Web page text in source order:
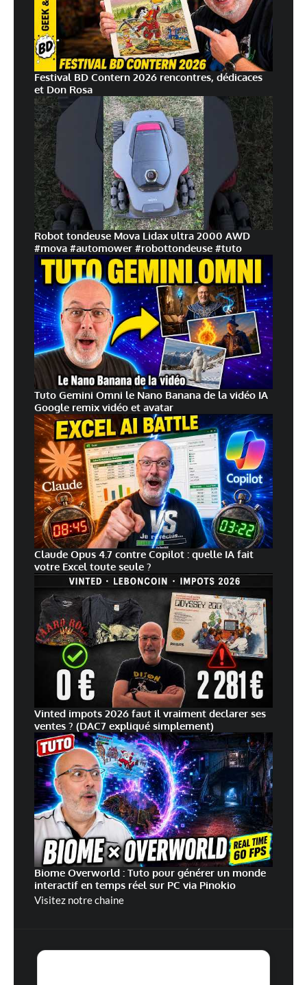
Festival BD Contern 2026 rencontres, dédicaces
et Don Rosa
Robot tondeuse Mova Lidax ultra 2000 AWD
#mova #automower #robottondeuse #tuto
Tuto Gemini Omni le Nano Banana de la vidéo IA
Google remix vidéo et avatar
Claude Opus 4.7 contre Copilot : quelle IA fait
votre Excel toute seule ?
Vinted impots 2026 faut il vraiment declarer ses
ventes ? (DAC7 expliqué simplement)
Biome Overworld : Tuto pour générer un monde
interactif en temps réel sur PC via Pinokio
Visitez notre chaine